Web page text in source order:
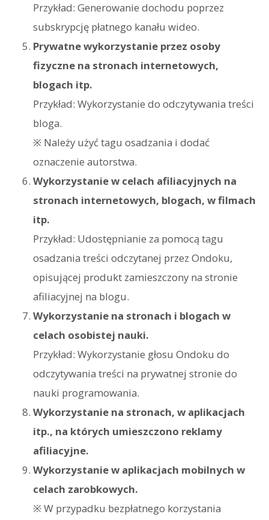
Przykład: Generowanie dochodu poprzez
subskrypcję płatnego kanału wideo.
Prywatne wykorzystanie przez osoby
fizyczne na stronach internetowych,
blogach itp.
Przykład: Wykorzystanie do odczytywania treści
bloga.
※ Należy użyć tagu osadzania i dodać
oznaczenie autorstwa.
Wykorzystanie w celach afiliacyjnych na
stronach internetowych, blogach, w filmach
itp.
Przykład: Udostępnianie za pomocą tagu
osadzania treści odczytanej przez Ondoku,
opisującej produkt zamieszczony na stronie
afiliacyjnej na blogu.
Wykorzystanie na stronach i blogach w
celach osobistej nauki.
Przykład: Wykorzystanie głosu Ondoku do
odczytywania treści na prywatnej stronie do
nauki programowania.
Wykorzystanie na stronach, w aplikacjach
itp., na których umieszczono reklamy
afiliacyjne.
Wykorzystanie w aplikacjach mobilnych w
celach zarobkowych.
※ W przypadku bezpłatnego korzystania